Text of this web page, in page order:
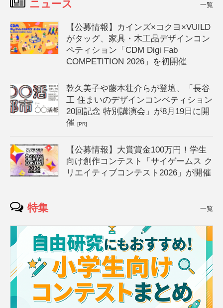
ニュース 一覧
【公募情報】カインズ×コクヨ×VUILD
がタッグ、家具・木工品デザインコン
ペティション「CDM Digi Fab
COMPETITION 2026」を初開催
乾久美子や藤本壮介らが登壇、「長谷
工 住まいのデザインコンペティション
20回記念 特別講演会」が8月19日に開
催[PR]
【公募情報】大賞賞金100万円！学生
向け創作コンテスト「サイゲームス ク
リエイティブコンテスト2026」が開催
特集 一覧